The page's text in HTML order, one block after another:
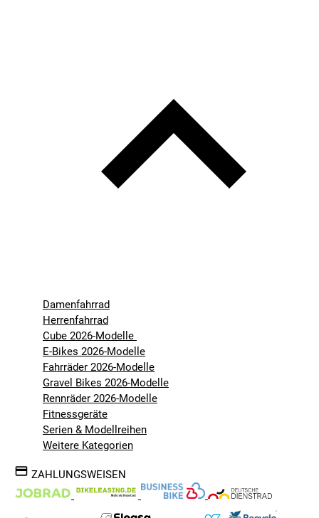
Damenfahrrad
Herrenfahrrad
Cube 2026-Modelle
E-Bikes 2026-Modelle
Fahrräder 2026-Modelle
Gravel Bikes 2026-Modelle
Rennräder 2026-Modelle
Fitnessgeräte
Serien & Modellreihen
Weitere Kategorien
ZAHLUNGSWEISEN